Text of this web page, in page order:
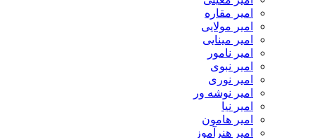
امیر مقاره
امیر مولایی
امیر مینایی
امیر نامور
امیر نبوی
امیر نوری
امیر نوشه ور
امیر نیا
امیر هامون
امیر هنرآموز